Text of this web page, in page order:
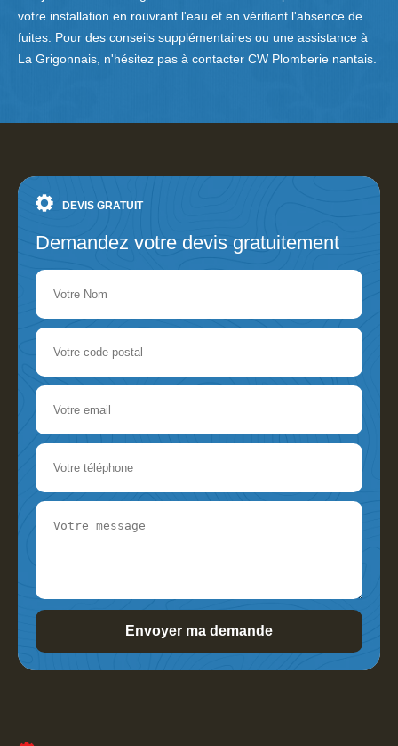
votre installation en rouvrant l'eau et en vérifiant l'absence de
fuites. Pour des conseils supplémentaires ou une assistance à
La Grigonnais, n'hésitez pas à contacter CW Plomberie nantais.
DEVIS GRATUIT
Demandez votre devis gratuitement